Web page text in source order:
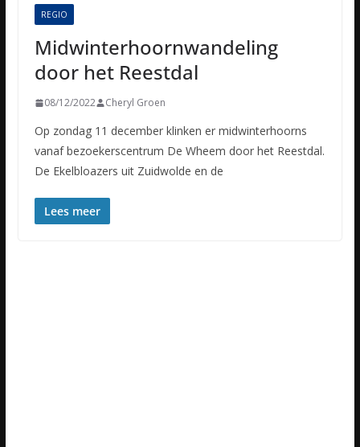
REGIO
Midwinterhoornwandeling
door het Reestdal
08/12/2022 Cheryl Groen
Op zondag 11 december klinken er midwinterhoorns
vanaf bezoekerscentrum De Wheem door het Reestdal.
De Ekelbloazers uit Zuidwolde en de
Lees meer